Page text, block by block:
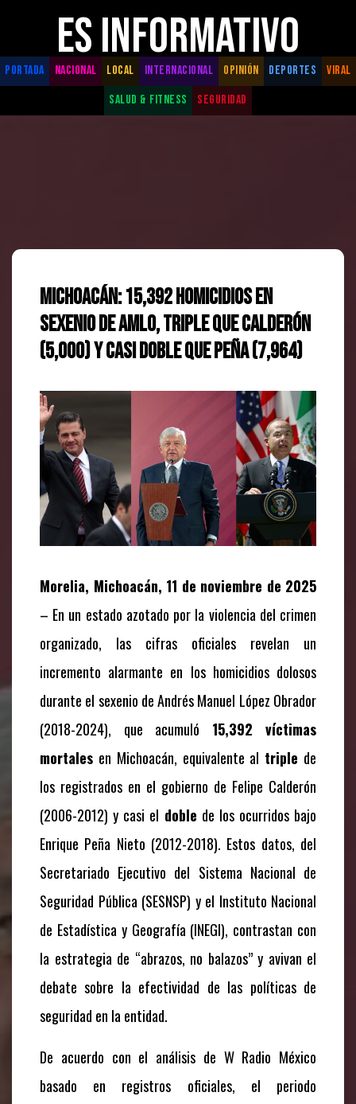
ES INFORMATIVO
PORTADA NACIONAL LOCAL INTERNACIONAL OPINIÓN DEPORTES
VIRAL
SALUD & FITNESS
SEGURIDAD
Michoacán: 15,392 homicidios en
sexenio de AMLO, triple que Calderón
(5,000) y casi doble que Peña (7,964)
Morelia, Michoacán, 11 de noviembre de 2025
– En un estado azotado por la violencia del crimen
organizado, las cifras oficiales revelan un
incremento alarmante en los homicidios dolosos
durante el sexenio de Andrés Manuel López Obrador
(2018-2024), que acumuló 15,392 víctimas
mortales en Michoacán, equivalente al triple de
los registrados en el gobierno de Felipe Calderón
(2006-2012) y casi el doble de los ocurridos bajo
Enrique Peña Nieto (2012-2018). Estos datos, del
Secretariado Ejecutivo del Sistema Nacional de
Seguridad Pública (SESNSP) y el Instituto Nacional
de Estadística y Geografía (INEGI), contrastan con
la estrategia de “abrazos, no balazos” y avivan el
debate sobre la efectividad de las políticas de
seguridad en la entidad.
De acuerdo con el análisis de W Radio México
basado en registros oficiales, el periodo